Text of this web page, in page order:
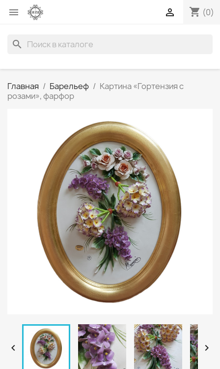
 shopping_cart (0)

search
Главная Барельеф
Картина «Гортензия с
розами», фарфор
 